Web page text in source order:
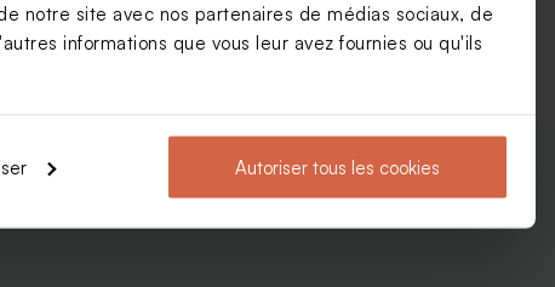
notre site avec nos partenaires de médias sociaux, de
informations que vous leur avez fournies ou qu'ils
Autoriser tous les cookies
Carte de vœux